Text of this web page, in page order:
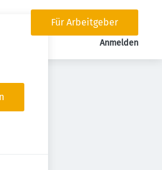
Für Arbeitgeber
Anmelden